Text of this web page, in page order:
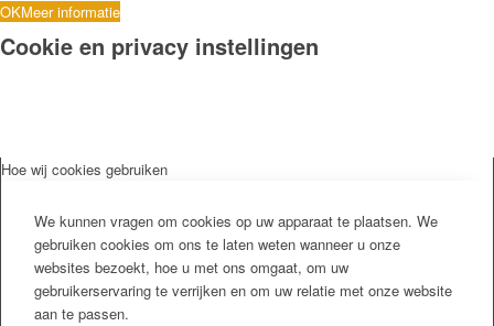
OKMeer informatie
Cookie en privacy instellingen
Hoe wij cookies gebruiken
We kunnen vragen om cookies op uw apparaat te plaatsen. We
gebruiken cookies om ons te laten weten wanneer u onze
websites bezoekt, hoe u met ons omgaat, om uw
gebruikerservaring te verrijken en om uw relatie met onze website
aan te passen.